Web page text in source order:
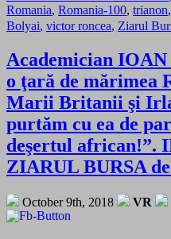
Romania, Romania-100, trianon,
Bolyai, victor roncea, Ziarul
Academician
o ţară de mărimea
Marii Britanii şi
purtăm cu ea de
deşertul african!”.
ZIARUL BURSA
October 9th, 2018 VR